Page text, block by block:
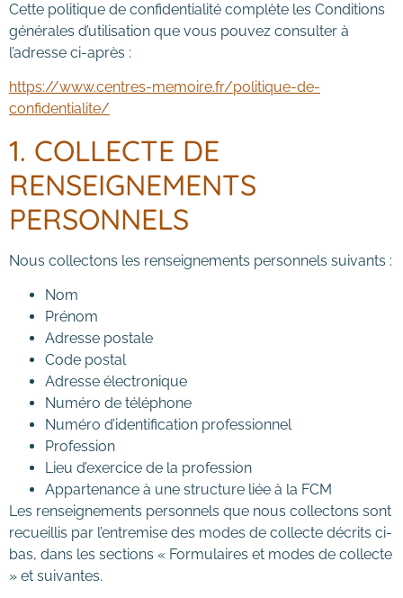
Cette politique de confidentialité complète les Conditions
générales d’utilisation que vous pouvez consulter à
l’adresse ci-après :
https://www.centres-memoire.fr/politique-de-
confidentialite/
1. COLLECTE DE
RENSEIGNEMENTS
PERSONNELS
Nous collectons les renseignements personnels suivants :
Nom
Prénom
Adresse postale
Code postal
Adresse électronique
Numéro de téléphone
Numéro d’identification professionnel
Profession
Lieu d’exercice de la profession
Appartenance à une structure liée à la FCM
Les renseignements personnels que nous collectons sont
recueillis par l’entremise des modes de collecte décrits ci-
bas, dans les sections « Formulaires et modes de collecte
» et suivantes.